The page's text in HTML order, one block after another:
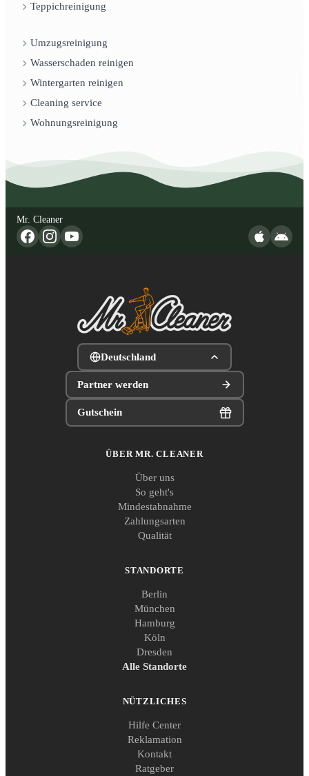
Teppichreinigung
Umzugsreinigung
Wasserschaden reinigen
Wintergarten reinigen
Cleaning service
Wohnungsreinigung
Mr. Cleaner
Deutschland
Partner werden
Gutschein
ÜBER MR. CLEANER
Über uns
So geht's
Mindestabnahme
Zahlungsarten
Qualität
STANDORTE
Berlin
München
Hamburg
Köln
Dresden
Alle Standorte
NÜTZLICHES
Hilfe Center
Reklamation
Kontakt
Ratgeber